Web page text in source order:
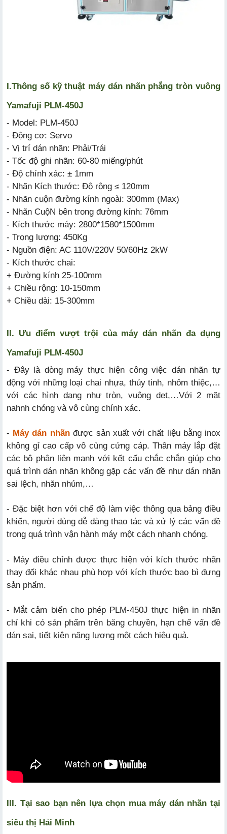
I.Thông số kỹ thuật máy dán nhãn phẳng tròn vuông
Yamafuji PLM-450J
- Model: PLM-450J
- Động cơ: Servo
- Vị trí dán nhãn: Phải/Trái
- Tốc độ ghi nhãn: 60-80 miếng/phút
- Độ chính xác: ± 1mm
- Nhãn Kích thước: Độ rộng ≤ 120mm
- Nhãn cuộn đường kính ngoài: 300mm (Max)
- Nhãn CuộN bên trong đường kính: 76mm
- Kích thước máy: 2800*1580*1500mm
- Trọng lượng: 450Kg
- Nguồn điện: AC 110V/220V 50/60Hz 2kW
- Kích thước chai:
+ Đường kính 25-100mm
+ Chiều rộng: 10-150mm
+ Chiều dài: 15-300mm
II. Ưu điểm vượt trội của máy dán nhãn đa dụng
Yamafuji PLM-450J
- Đây là dòng máy thực hiện công việc dán nhãn tự
động với những loại chai nhựa, thủy tinh, nhôm thiệc,…
với các hình dạng như tròn, vuông dẹt,…Với 2 mặt
nahnh chóng và vô cùng chính xác.
- Máy dán nhãnđược sản xuất với chất liệu bằng inox
không gỉ cao cấp vô cùng cứng cáp. Thân máy lắp đặt
các bộ phận liên mạnh với kết cấu chắc chắn giúp cho
quá trình dán nhãn không gặp các vấn đề như dán nhãn
sai lệch, nhăn nhúm,…
- Đặc biệt hơn với chế độ làm việc thông qua bảng điều
khiển, người dùng dễ dàng thao tác và xử lý các vấn đề
trong quá trình vận hành máy một cách nhanh chóng.
- Máy điều chỉnh được thực hiện với kích thước nhãn
thay đổi khác nhau phù hợp với kích thước bao bì đựng
sản phẩm.
- Mắt cảm biến cho phép PLM-450J thực hiện in nhãn
chỉ khi có sản phẩm trên băng chuyền, hạn chế vấn đề
dán sai, tiết kiện năng lượng một cách hiệu quả.
III. Tại sao bạn nên lựa chọn mua máy dán nhãn tại
siêu thị Hải Minh